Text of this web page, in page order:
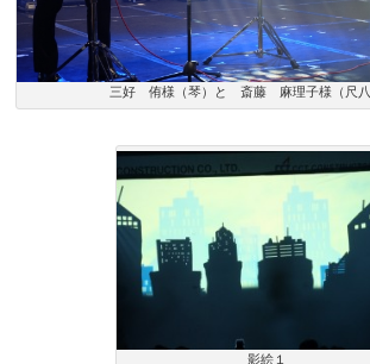
三好 侑様（琴）と 斎藤 麻理子様（尺八
影絵１